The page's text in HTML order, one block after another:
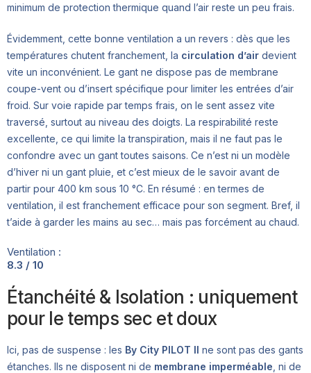
minimum de protection thermique quand l’air reste un peu frais.
Évidemment, cette bonne ventilation a un revers : dès que les
températures chutent franchement, la circulation d’air devient
vite un inconvénient. Le gant ne dispose pas de membrane
coupe-vent ou d’insert spécifique pour limiter les entrées d’air
froid. Sur voie rapide par temps frais, on le sent assez vite
traversé, surtout au niveau des doigts. La respirabilité reste
excellente, ce qui limite la transpiration, mais il ne faut pas le
confondre avec un gant toutes saisons. Ce n’est ni un modèle
d’hiver ni un gant pluie, et c’est mieux de le savoir avant de
partir pour 400 km sous 10 °C. En résumé : en termes de
ventilation, il est franchement efficace pour son segment. Bref, il
t’aide à garder les mains au sec… mais pas forcément au chaud.
Ventilation :
8.3 / 10
Étanchéité & Isolation : uniquement
pour le temps sec et doux
Ici, pas de suspense : les By City PILOT II ne sont pas des gants
étanches. Ils ne disposent ni de membrane imperméable , ni de